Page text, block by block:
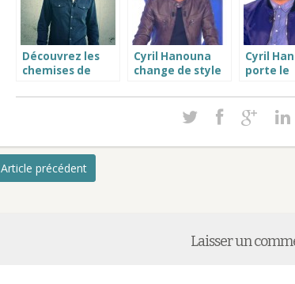
Découvrez les
chemises de
Atelier Privé
Cyril Hanouna
change de style
cuir oakwood
Cyril
porte le
Bomber
JKT AC
Article précédent
Laisser un